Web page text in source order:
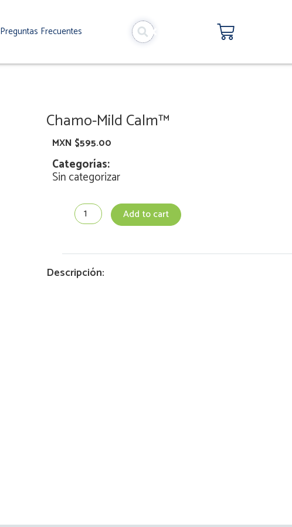
Preguntas Frecuentes Carrito
Chamo-Mild Calm™
MXN $595.00
Categorías:
Sin categorizar
Chamo-
Add to cart
Descripción: